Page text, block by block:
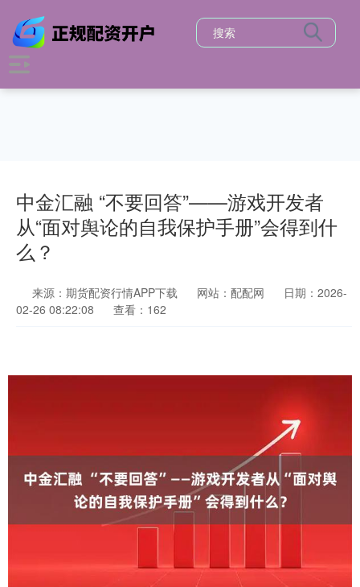
中金汇融 “不要回答”——游戏开发者
从“面对舆论的自我保护手册”会得到什
么？
来源：期货配资行情APP下载 网站：配配网
日期：2026-
02-26 08:22:08
查看：162